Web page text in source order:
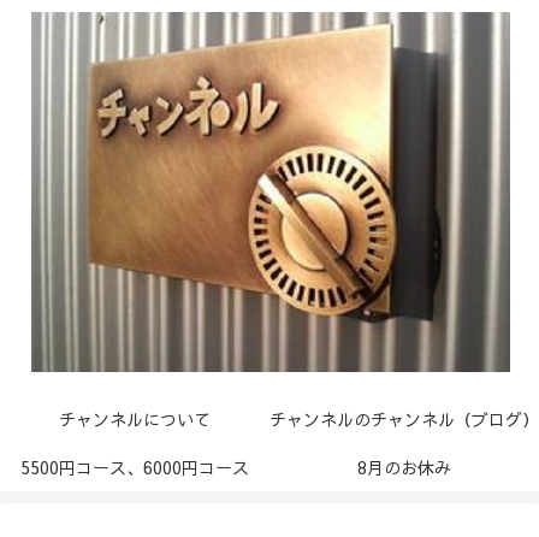
チャンネルについて
チャンネルのチャンネル（ブログ）
5500円コース、6000円コース
8月のお休み